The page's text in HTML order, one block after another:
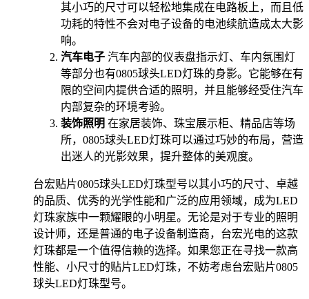
其小巧的尺寸可以轻松地集成在电路板上，而且低
功耗的特性不会对电子设备的电池续航造成太大影
响。
汽车电子 汽车内部的仪表盘指示灯、车内氛围灯
等部分也有0805球头LED灯珠的身影。它能够在有
限的空间内提供合适的照明，并且能够经受住汽车
内部复杂的环境考验。
装饰照明 在家居装饰、珠宝展示柜、精品店等场
所，0805球头LED灯珠可以通过巧妙的布局，营造
出迷人的光影效果，提升整体的美观度。
台宏贴片0805球头LED灯珠型号以其小巧的尺寸、卓越
的品质、优秀的光学性能和广泛的应用领域，成为LED
灯珠家族中一颗耀眼的小明星。无论是对于专业的照明
设计师，还是普通的电子设备制造商，台宏光电的这款
灯珠都是一个值得信赖的选择。如果您正在寻找一款高
性能、小尺寸的贴片LED灯珠，不妨考虑台宏贴片0805
球头LED灯珠型号。